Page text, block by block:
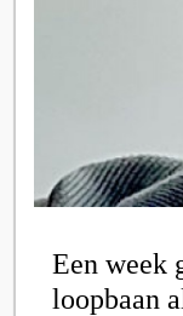
Een week
loopbaan